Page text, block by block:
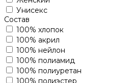
Унисекс
Состав
100% хлопок
100% акрил
100% нейлон
100% полиамид
100% полиуретан
100% полиэстер